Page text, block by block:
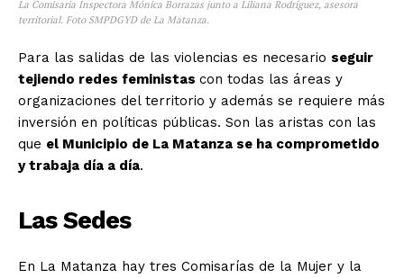
La Comisaria Inspectora Mónica Borrazas junto a Liliana Rodríguez, asesora
territorial. Foto SMPDGYD de La Matanza.
Para las salidas de las violencias es necesario seguir
tejiendo redes feministas con todas las áreas y
organizaciones del territorio y además se requiere más
inversión en políticas públicas. Son las aristas con las
que el Municipio de La Matanza se ha comprometido
y trabaja día a día.
Las Sedes
En La Matanza hay tres Comisarías de la Mujer y la